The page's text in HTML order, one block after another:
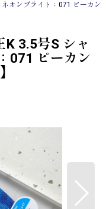
オンブライト：071 ピーカン
3.5号S シャ
071 ピーカン